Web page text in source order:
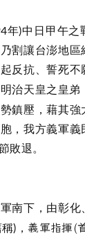
年)中日甲午之
割讓台澎地區
反抗、誓死不
治天皇之皇弟
鎮壓，藉其強
，我方義軍義
敗退。
南下，由彰化
)，義軍指揮(